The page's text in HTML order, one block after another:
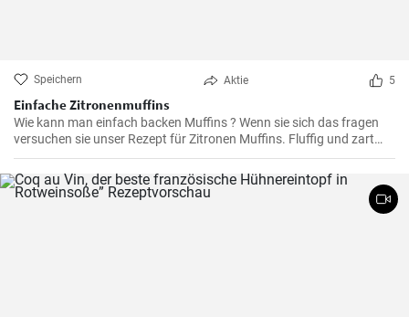
Speichern Aktie 5
Einfache Zitronenmuffins
Wie kann man einfach backen Muffins ? Wenn sie sich das fragen
versuchen sie unser Rezept für Zitronen Muffins. Fluffig und zart
voller Zitronenaroma zergehen sie auf der Zunge - Ihre Kinder und
Gäste werden sie lieben .